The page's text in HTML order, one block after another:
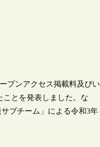
プンアクセス掲載料及びい
とを発表しました。な
ブチーム」による令和3年